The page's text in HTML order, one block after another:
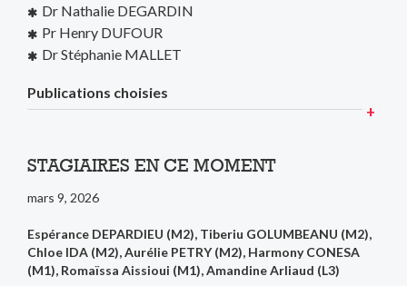
Dr Nathalie DEGARDIN
Pr Henry DUFOUR
Dr Stéphanie MALLET
Publications choisies
STAGIAIRES EN CE MOMENT
mars 9, 2026
Espérance DEPARDIEU (M2), Tiberiu GOLUMBEANU (M2),
Chloe IDA (M2), Aurélie PETRY (M2), Harmony CONESA
(M1), Romaïssa Aissioui (M1), Amandine Arliaud (L3)